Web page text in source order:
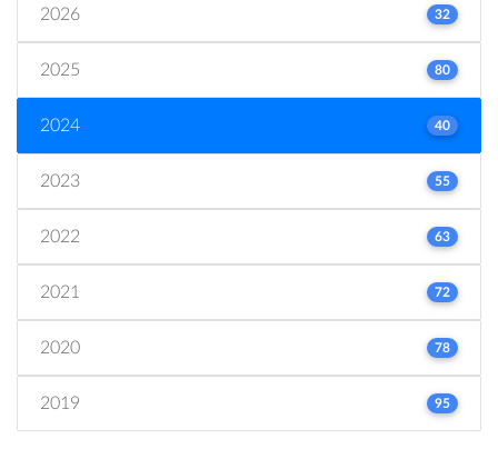
2026 32
2025 80
2024 40
2023 55
2022 63
2021 72
2020 78
2019 95